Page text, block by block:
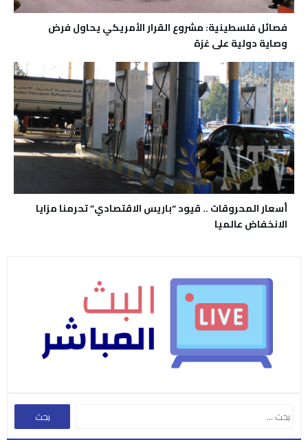
فصائل فلسطينية: مشروع القرار الأمريكي يحاول فرض
وصاية دولية على غزة
أسعار المحروقات .. قيود “باريس الاقتصادي” تحرمنا مزايا
الانخفاض عالميا